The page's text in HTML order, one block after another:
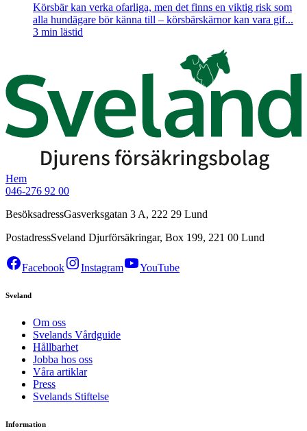
Körsbär kan verka ofarliga, men det finns en viktig risk som
alla hundägare bör känna till – körsbärskärnor kan vara gif...
3 min lästid
Hem
046-276 92 00
BesöksadressGasverksgatan 3 A, 222 29 Lund
PostadressSveland Djurförsäkringar, Box 199, 221 00 Lund
Facebook Instagram YouTube
Sveland
Om oss
Svelands Vårdguide
Hållbarhet
Jobba hos oss
Våra artiklar
Press
Svelands Stiftelse
Information